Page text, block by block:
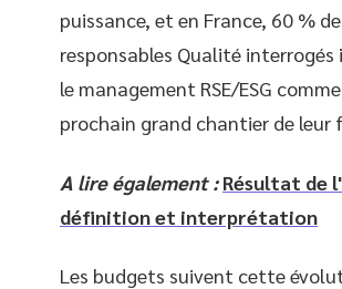
puissance, et en France, 60 %
responsables Qualité
le management RSE/ESG
prochain grand chantier de leur
A lire également : Résultat de
définition et interprétation
Les budgets suivent cette